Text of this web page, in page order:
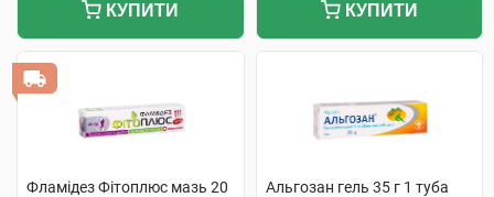
КУПИТИ КУПИТИ
Фламідез Фітоплюс мазь 20
Альгозан гель 35 г 1 туба